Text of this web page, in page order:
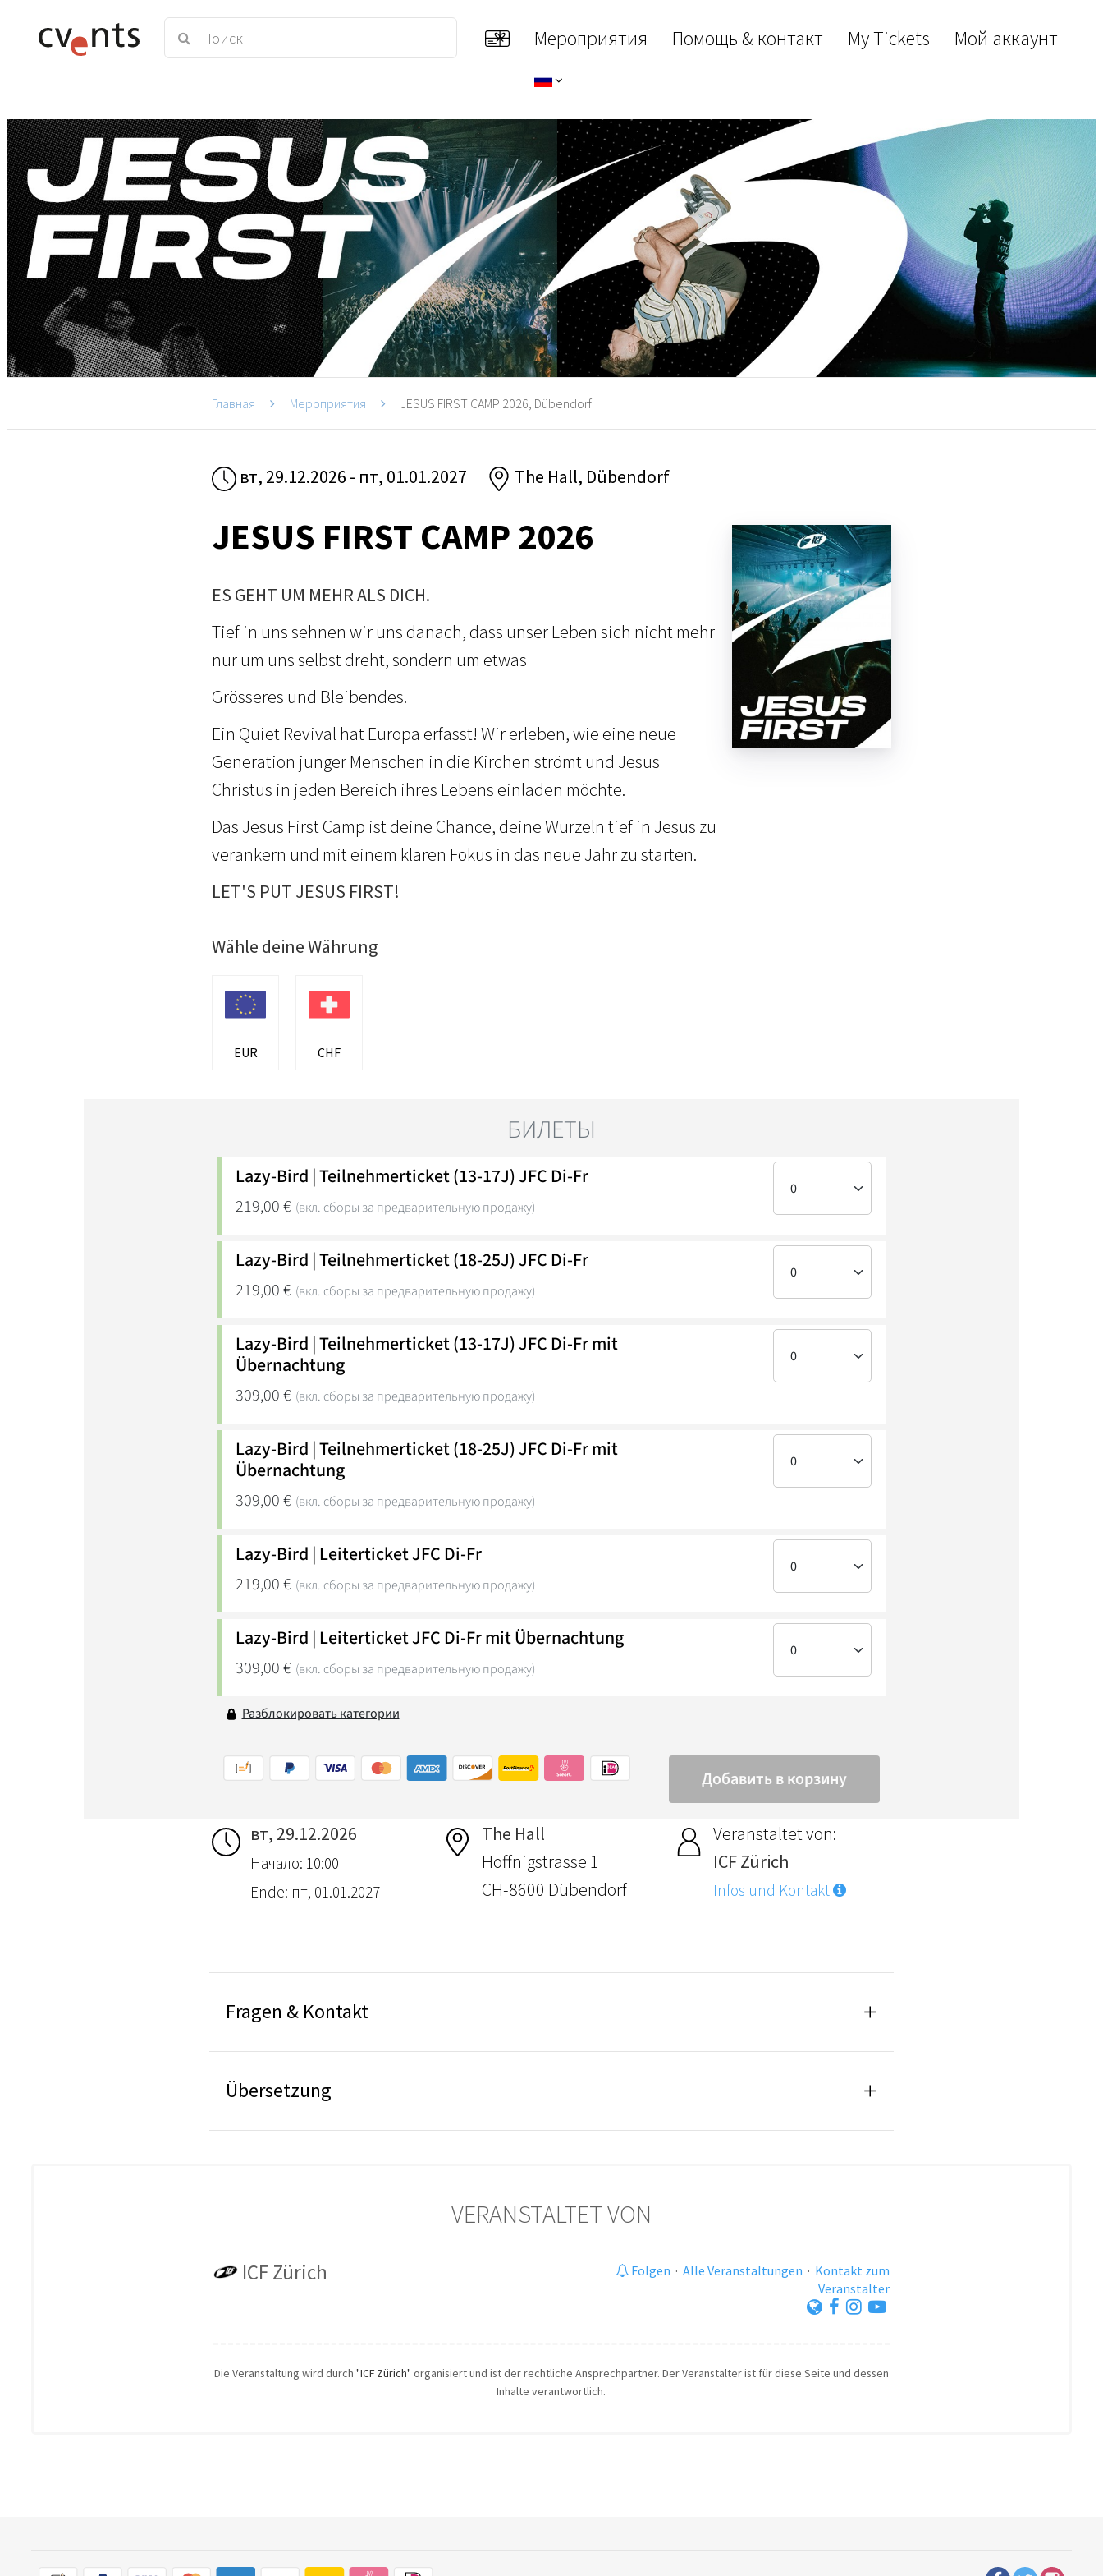
Мероприятия Помощь & контакт My Tickets Мой аккаунт
Главная Мероприятия JESUS FIRST CAMP 2026, Dübendorf
вт, 29.12.2026 - пт, 01.01.2027 The Hall, Dübendorf
JESUS FIRST CAMP 2026
ES GEHT UM MEHR ALS DICH.
Tief in uns sehnen wir uns danach, dass unser Leben sich nicht mehr
nur um uns selbst dreht, sondern um etwas
Grösseres und Bleibendes.
Ein Quiet Revival hat Europa erfasst! Wir erleben, wie eine neue
Generation junger Menschen in die Kirchen strömt und Jesus
Christus in jeden Bereich ihres Lebens einladen möchte.
Das Jesus First Camp ist deine Chance, deine Wurzeln tief in Jesus zu
verankern und mit einem klaren Fokus in das neue Jahr zu starten.
LET'S PUT JESUS FIRST!
Wähle deine Währung
EUR CHF
вт, 29.12.2026
Начало: 10:00
Ende: пт, 01.01.2027
The Hall
Hoffnigstrasse 1
CH-8600 Dübendorf
Veranstaltet von:
ICF Zürich
Infos und Kontakt
Fragen & Kontakt
Übersetzung
VERANSTALTET VON
ICF Zürich Folgen · Alle Veranstaltungen · Kontakt zum
Veranstalter
Die Veranstaltung wird durch "ICF Zürich" organisiert und ist der rechtliche Ansprechpartner. Der Veranstalter ist für diese Seite und dessen
Inhalte verantwortlich.